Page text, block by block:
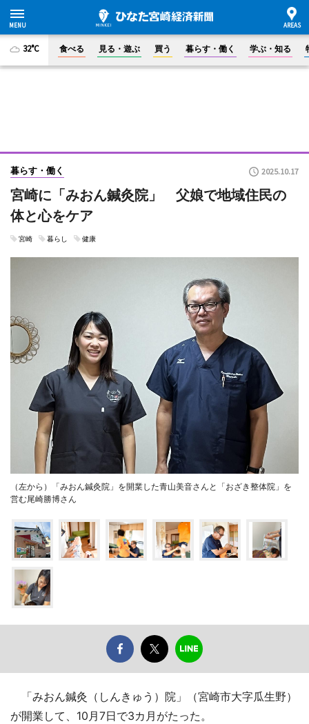
32°C 食べる 見る・遊ぶ 買う 暮らす・働く 学ぶ・知る
暮らす・働く 2025.10.17
宮崎に「みおん鍼灸院」 父娘で地域住民の
体と心をケア
宮崎 暮らし 健康
（左から）「みおん鍼灸院」を開業した青山美音さんと「おざき整体院」を
営む尾崎勝博さん
「みおん鍼灸（しんきゅう）院」（宮崎市大字瓜生野）
が開業して、10月7日で3カ月がたった。